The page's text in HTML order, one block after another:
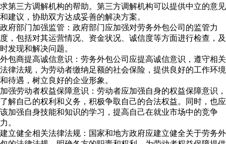
求第三方调解机构的帮助。第三方调解机构可以提供中立的意见
和建议，协助双方达成妥善的解决方案。
政府部门加强监管：政府部门应加强对劳务外包公司的监管力
度，包括对其运营情况、资金状况、诚信度等方面进行检查，及
时发现和解决问题。
外包商提高诚信意识：劳务外包公司应提高诚信意识，遵守相关
法律法规，为劳动者缴纳足额的社会保险，提供良好的工作环境
和待遇，树立良好的企业形象。
加强劳动者权益保障意识：劳动者应加强自身的权益保障意识，
了解自己的权利和义务，积极争取自己的合法权益。同时，也应
该加强自身技能和知识的学习，提高自己在就业市场中的竞争
力。
建立健全相关法律法规：国家和地方政府应建立健全关于劳务外